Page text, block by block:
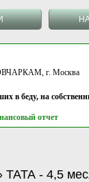
г. Москва
в беду, на
отчет
ТАТА - 4,5